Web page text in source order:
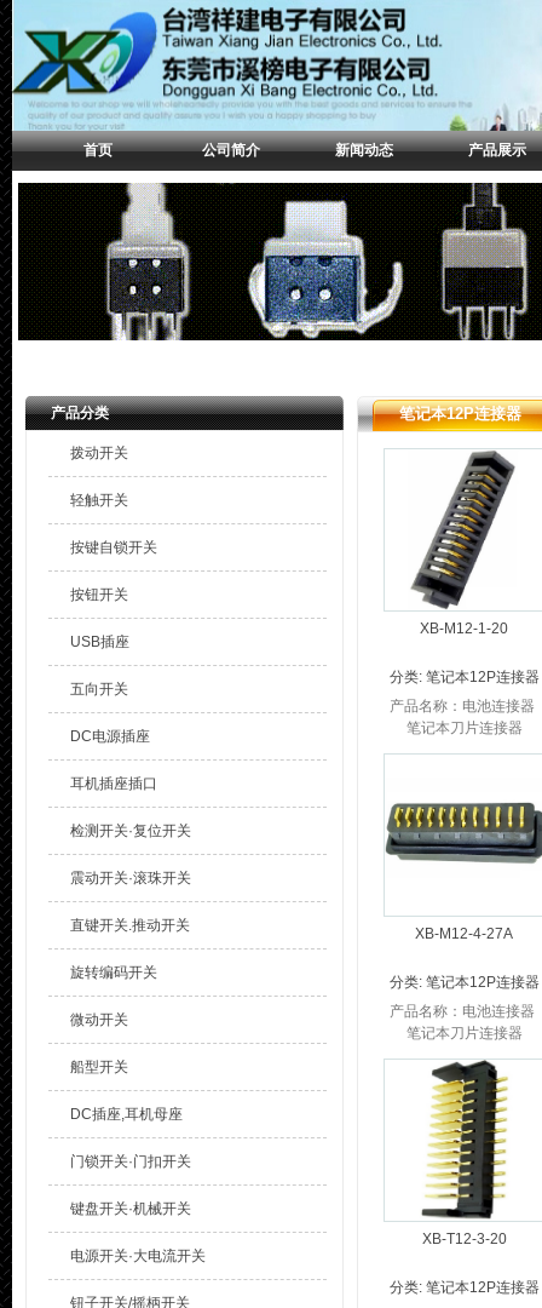
首页 公司简介 新闻动态 产品展示
产品分类
拨动开关
轻触开关
按键自锁开关
按钮开关
USB插座
五向开关
DC电源插座
耳机插座插口
检测开关·复位开关
震动开关·滚珠开关
直键开关.推动开关
旋转编码开关
微动开关
船型开关
DC插座,耳机母座
门锁开关·门扣开关
键盘开关·机械开关
电源开关·大电流开关
钮子开关/摇柄开关
笔记本12P连接器
XB-M12-1-20
分类: 笔记本12P连接器
产品名称：电池连接器
笔记本刀片连接器
品 牌：溪榜电子 笔记本
XB-M12-4-27A
分类: 笔记本12P连接器
产品名称：电池连接器
笔记本刀片连接器
品 牌：溪榜电子 笔记本
电池连接器产品参数：
笔记本电池连接器P...
XB-T12-3-20
分类: 笔记本12P连接器